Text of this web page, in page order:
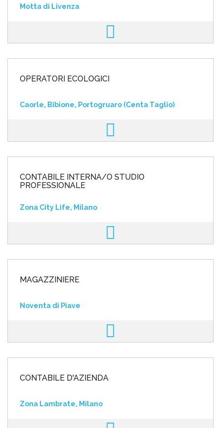
Motta di Livenza
OPERATORI ECOLOGICI
Caorle, Bibione, Portogruaro (Centa Taglio)
CONTABILE INTERNA/O STUDIO
PROFESSIONALE
Zona City Life, Milano
MAGAZZINIERE
Noventa di Piave
CONTABILE D'AZIENDA
Zona Lambrate, Milano